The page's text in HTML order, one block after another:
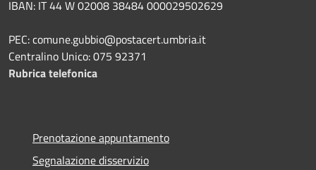
IBAN: IT 44 W 02008 38484 000029502629
PEC: comune.gubbio@postacert.umbria.it
Centralino Unico: 075 92371
Rubrica telefonica
Prenotazione appuntamento
Segnalazione disservizio